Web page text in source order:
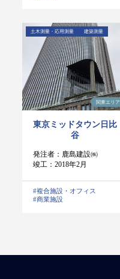
東京ミッドタウン日比
谷
発注者：鹿島建設㈱
竣工：2018年2月
土木測量・応用測量 建築測量
#複合施設・オフィス
#商業施設
関東エリア